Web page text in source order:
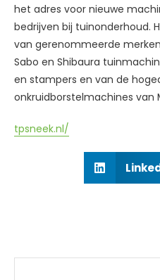
het adres voor nieuwe
bedrijven bij tuinonderhoud.
van gerenommeerde
Sabo en Shibaura
en stampers en van de
onkruidborstelmachines van
tpsneek.nl/